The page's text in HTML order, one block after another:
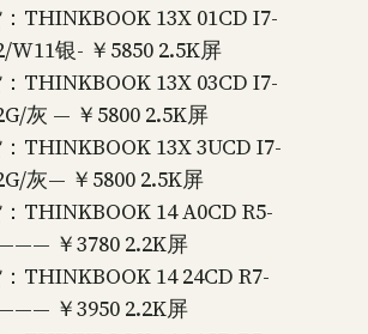
THINKBOOK 13X 01CD I7-
W11银- ￥5850 2.5K屏
THINKBOOK 13X 03CD I7-
灰 — ￥5800 2.5K屏
THINKBOOK 13X 3UCD I7-
灰— ￥5800 2.5K屏
THINKBOOK 14 A0CD R5-
￥3780 2.2K屏
THINKBOOK 14 24CD R7-
￥3950 2.2K屏